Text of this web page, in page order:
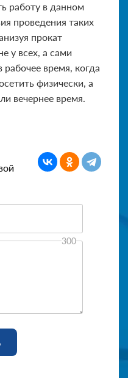
работу в данном
проведения таких
прокат
у всех, а сами
время, когда
физически, а
вечернее время.
300